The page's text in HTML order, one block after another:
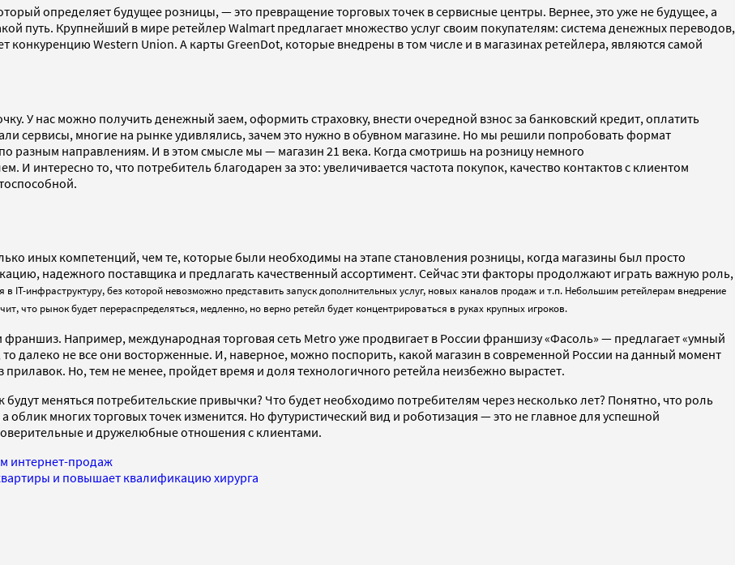
определяет будущее розницы, — это превращение торговых точек в сервисные центры. Вернее, это уже не будущее, а
путь. Крупнейший в мире ретейлер Walmart предлагает множество услуг своим покупателям: система денежных переводов,
конкуренцию Western Union. А карты GreenDot, которые внедрены в том числе и в магазинах ретейлера, являются самой
У нас можно получить денежный заем, оформить страховку, внести очередной взнос за банковский кредит, оплатить
сервисы, многие на рынке удивлялись, зачем это нужно в обувном магазине. Но мы решили попробовать формат
разным направлениям. И в этом смысле мы — магазин 21 века. Когда смотришь на розницу немного
интересно то, что потребитель благодарен за это: увеличивается частота покупок, качество контактов с клиентом
иных компетенций, чем те, которые были необходимы на этапе становления розницы, когда магазины был просто
надежного поставщика и предлагать качественный ассортимент. Сейчас эти факторы продолжают играть важную роль,
IT-инфраструктуру, без которой невозможно представить запуск дополнительных услуг, новых каналов продаж и т.п. Небольшим ретейлерам внедрение
что рынок будет перераспределяться, медленно, но верно ретейл будет концентрироваться в руках крупных игроков.
Например, международная торговая сеть Metro уже продвигает в России франшизу «Фасоль» — предлагает «умный
далеко не все они восторженные. И, наверное, можно поспорить, какой магазин в современной России на данный момент
Но, тем не менее, пройдет время и доля технологичного ретейла неизбежно вырастет.
меняться потребительские привычки? Что будет необходимо потребителям через несколько лет? Понятно, что роль
облик многих торговых точек изменится. Но футуристический вид и роботизация — это не главное для успешной
и дружелюбные отношения с клиентами.
интернет-продаж
и повышает квалификацию хирурга